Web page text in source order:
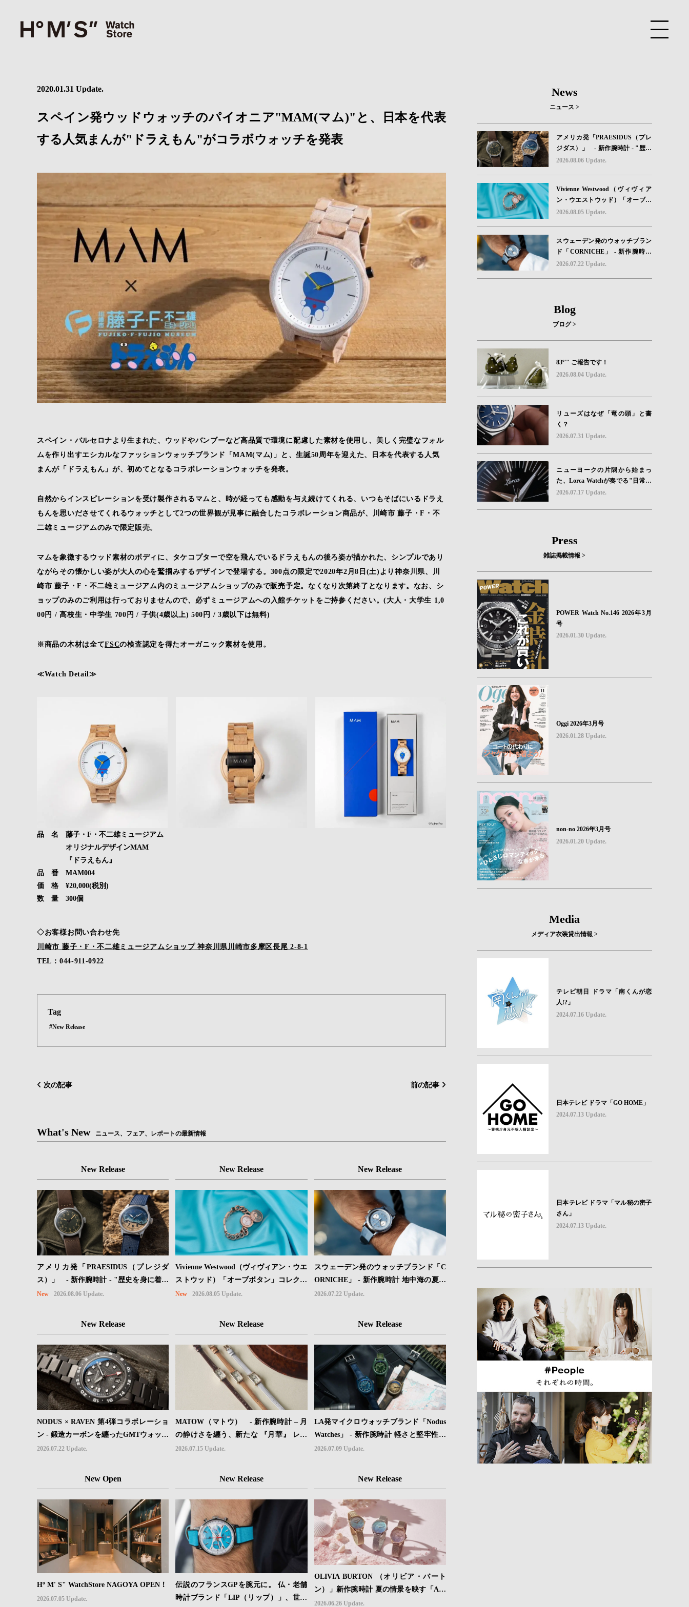
2020.01.31 Update.
スペイン発ウッドウォッチのパイオニア"MAM(マム)"と、日本を代表
する人気まんが"ドラえもん"がコラボウォッチを発表
スペイン・バルセロナより生まれた、ウッドやバンブーなど高品質で環境に配慮した素材を使用し、美しく完璧なフォル
ムを作り出すエシカルなファッションウォッチブランド「MAM(マム)」と、生誕50周年を迎えた、日本を代表する人気
まんが「ドラえもん」が、初めてとなるコラボレーションウォッチを発表。
自然からインスピレーションを受け製作されるマムと、時が経っても感動を与え続けてくれる、いつもそばにいるドラえ
もんを思いださせてくれるウォッチとして2つの世界観が見事に融合したコラボレーション商品が、川崎市 藤子・F・不
二雄ミュージアムのみで限定販売。
マムを象徴するウッド素材のボディに、タケコプターで空を飛んでいるドラえもんの後ろ姿が描かれた、シンプルであり
ながらその懐かしい姿が大人の心を鷲掴みするデザインで登場する。300点の限定で2020年2月8日(土)より神奈川県、川
崎市 藤子・F・不二雄ミュージアム内のミュージアムショップのみで販売予定。なくなり次第終了となります。なお、シ
ョップのみのご利用は行っておりませんので、必ずミュージアムへの入館チケットをご持参ください。(大人・大学生 1,0
00円 / 高校生・中学生 700円 / 子供(4歳以上) 500円 / 3歳以下は無料)
※商品の木材は全てFSCの検査認定を得たオーガニック素材を使用。
≪Watch Detail≫
品 名 藤子・F・不二雄ミュージアム
オリジナルデザインMAM
『ドラえもん』
品 番 MAM004
価 格 ¥20,000(税別)
数 量 300個
◇お客様お問い合わせ先
川崎市 藤子・F・不二雄ミュージアムショップ 神奈川県川崎市多摩区長尾 2-8-1
TEL：044-911-0922
Tag
#New Release
次の記事 前の記事
What's New ニュース、フェア、レポートの最新情報
New Release
アメリカ発「PRAESIDUS（プレジダ
ス）」 - 新作腕時計 - "歴史を身に着け
る“ -戦場を駆け抜けたWillys MBのボン
New 2026.08.06 Update.
New Release
Vivienne Westwood（ヴィヴィアン・ウエ
ストウッド）「オーブボタン」コレクシ
ョンに、⽇本限定カラーのローズゴール
New 2026.08.05 Update.
New Release
スウェーデン発のウォッチブランド「C
ORNICHE」 - 新作腕時計 地中海の夏を
映す、爽やかなブルーダイヤル「Heritag
2026.07.22 Update.
New Release
NODUS × RAVEN 第4弾コラボレーショ
ン - 鍛造カーボンを纏ったGMTウォッチ
「TRAILTREKKER CARBON」が登場
2026.07.22 Update.
New Release
MATOW（マトウ） - 新作腕時計 – 月
の静けさを纏う、新たな 『月華』 レザ
ーモデル４型登場。
2026.07.15 Update.
New Release
LA発マイクロウォッチブランド「Nodus
Watches」 - 新作腕時計 軽さと堅牢性を
両立したフィールドウォッチ「Sector II
2026.07.09 Update.
New Open
Hº M' S" WatchStore NAGOYA OPEN！
2026.07.05 Update.
New Release
伝説のフランスGPを腕元に。 仏・老舗
時計ブランド「LIP（リップ）」、世界
New Release
OLIVIA BURTON （オリビア・バート
ン）」新作腕時計 夏の情景を映す「Azu
re Collection」発売
2026.06.26 Update.
News
ニュース >
アメリカ発「PRAESIDUS（プレ
ジダス）」 - 新作腕時計 - "歴史
を身に着ける“ -戦場を駆け抜けた
字盤に閉じ込めた「A-11」コレク
ション2種類が発売。
2026.08.06 Update.
Vivienne Westwood（ヴィヴィア
ン・ウエストウッド）「オーブボ
タン」コレクションに、⽇本限定
2026.08.05 Update.
スウェーデン発のウォッチブラン
ド「CORNICHE」 - 新作腕時計
地中海の夏を映す、爽やかなブル
2026.07.22 Update.
Blog
ブログ >
83º'" ご報告です！
2026.08.04 Update.
リューズはなぜ「竜の頭」と書
く？
2026.07.31 Update.
ニューヨークの片隅から始まっ
た、Lorca Watchが奏でる"日常の
ロマン"｜Brand Picks #08
2026.07.17 Update.
Press
雑誌掲載情報 >
POWER Watch No.146 2026年3月
号
2026.01.30 Update.
Oggi 2026年3月号
2026.01.28 Update.
non-no 2026年3月号
2026.01.20 Update.
Media
メディア衣装貸出情報 >
テレビ朝日 ドラマ「南くんが恋
人!?」
2024.07.16 Update.
日本テレビ ドラマ「GO HOME」
2024.07.13 Update.
日本テレビ ドラマ「マル秘の密子
さん」
2024.07.13 Update.